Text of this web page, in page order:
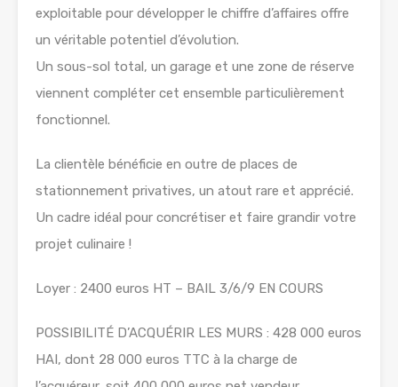
exploitable pour développer le chiffre d’affaires offre
un véritable potentiel d’évolution.
Un sous-sol total, un garage et une zone de réserve
viennent compléter cet ensemble particulièrement
fonctionnel.
La clientèle bénéficie en outre de places de
stationnement privatives, un atout rare et apprécié.
Un cadre idéal pour concrétiser et faire grandir votre
projet culinaire !
Loyer : 2400 euros HT – BAIL 3/6/9 EN COURS
POSSIBILITÉ D’ACQUÉRIR LES MURS : 428 000 euros
HAI, dont 28 000 euros TTC à la charge de